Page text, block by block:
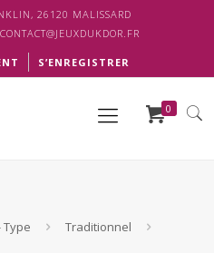
26120 MALISSARD
CONTACT@JEUXDUKDOR.FR
S’ENREGISTRER
0
Type
Traditionnel